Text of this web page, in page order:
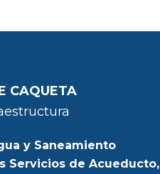
CAQUETA
y Saneamiento
Servicios de Acueducto,